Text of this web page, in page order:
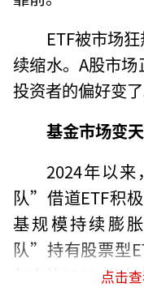
ETF被市场
续缩水。A股市
投资者的偏好变了
基金市场变
2024年以
队”借道ETF积
基规模持续膨
队”持有股票型
年末的800%以上
点击